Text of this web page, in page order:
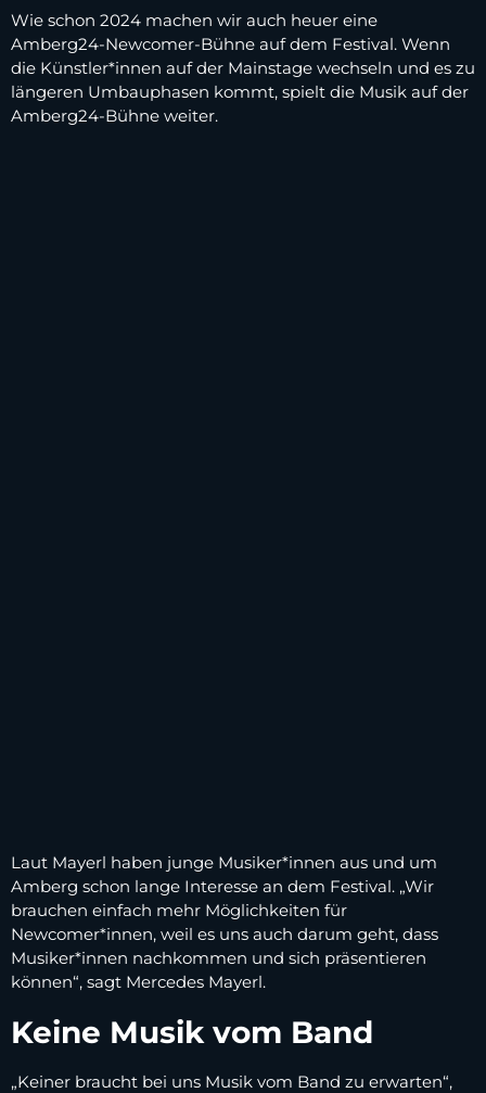
Wie schon 2024 machen wir auch heuer eine
Amberg24-Newcomer-Bühne auf dem Festival. Wenn
die Künstler*innen auf der Mainstage wechseln und es zu
längeren Umbauphasen kommt, spielt die Musik auf der
Amberg24-Bühne weiter.
Laut Mayerl haben junge Musiker*innen aus und um
Amberg schon lange Interesse an dem Festival. „Wir
brauchen einfach mehr Möglichkeiten für
Newcomer*innen, weil es uns auch darum geht, dass
Musiker*innen nachkommen und sich präsentieren
können“, sagt Mercedes Mayerl.
Keine Musik vom Band
„Keiner braucht bei uns Musik vom Band zu erwarten“,